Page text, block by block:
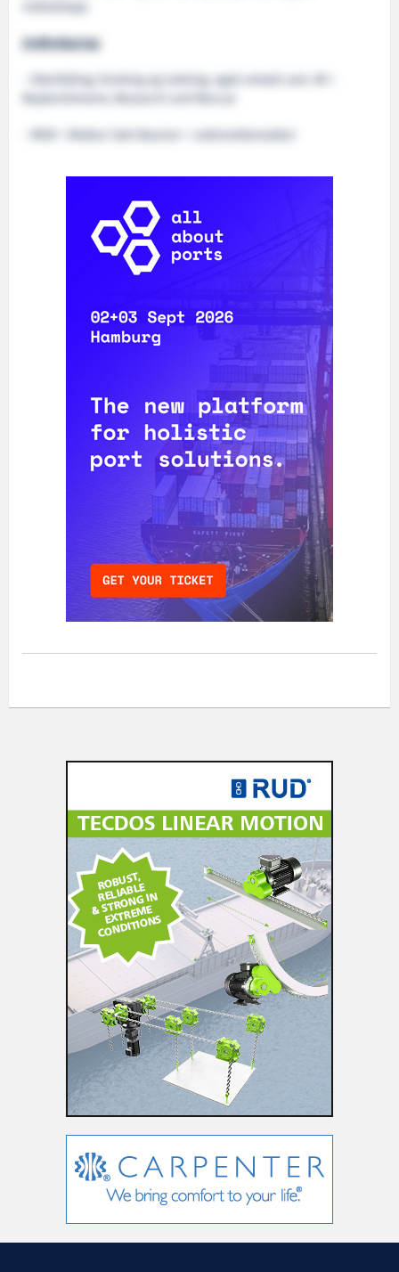
nullutslepp.
Ordforklaring:
- Etterfylling, forsking og redning, også omtalt som 3R =
- MSR = Molten Salt Reactor = saltsmeltereaktor